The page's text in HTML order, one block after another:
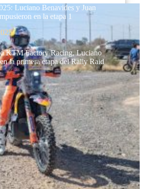
Luciano Benavides y Juan
en la etapa 1
KTM Factory Racing, Luciano
la primera etapa del Rally Raid